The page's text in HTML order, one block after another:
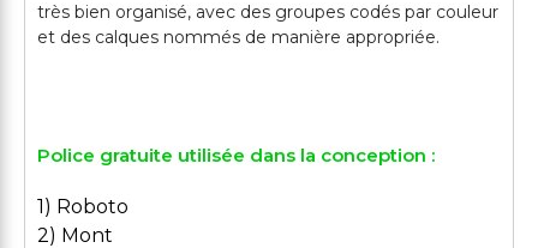
très bien organisé, avec des groupes codés par couleur
et des calques nommés de manière appropriée.
Police gratuite utilisée dans la conception :
1) Roboto
2) Mont